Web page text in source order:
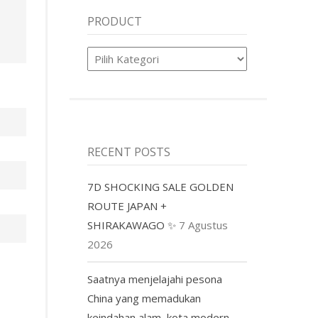
PRODUCT
Product
RECENT POSTS
7D SHOCKING SALE GOLDEN
ROUTE JAPAN +
SHIRAKAWAGO ✨ 7 Agustus
2026
Saatnya menjelajahi pesona
China yang memadukan